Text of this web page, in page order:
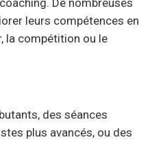
leurs compétences en
la compétition ou le
des séances
plus avancés, ou des